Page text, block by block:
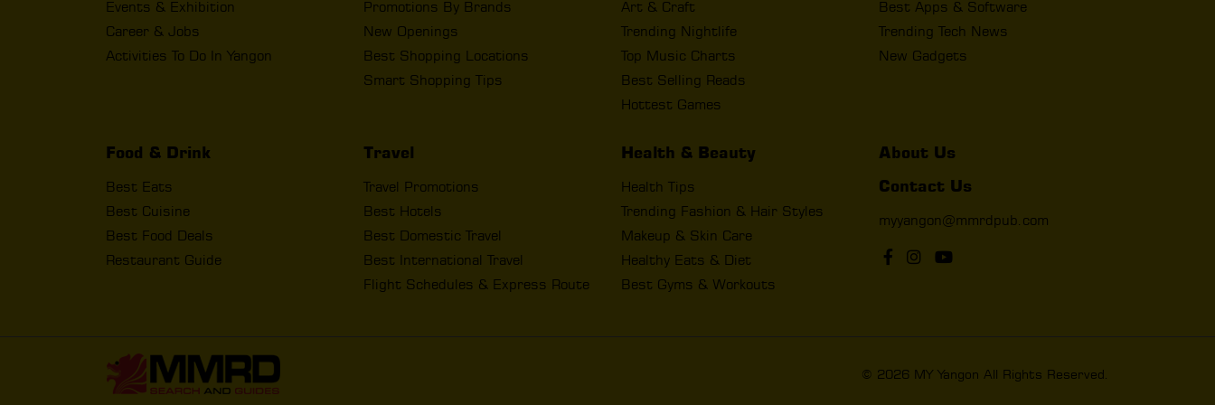
Events & Exhibition
Career & Jobs
Activities To Do In Yangon
Promotions By Brands
New Openings
Best Shopping Locations
Smart Shopping Tips
Art & Craft
Trending Nightlife
Top Music Charts
Best Selling Reads
Hottest Games
Best Apps & Software
Trending Tech News
New Gadgets
Food & Drink
Best Eats
Best Cuisine
Best Food Deals
Restaurant Guide
Travel
Travel Promotions
Best Hotels
Best Domestic Travel
Best International Travel
Flight Schedules & Express Route
Health & Beauty
Health Tips
Trending Fashion & Hair Styles
Makeup & Skin Care
Healthy Eats & Diet
Best Gyms & Workouts
About Us
Contact Us
myyangon@mmrdpub.com
© 2026 MY Yangon All Rights Reserved.